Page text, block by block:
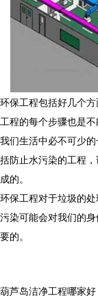
环保工程包括好几个
工程的每个步骤也是
我们生活中必不可少
括防止水污染的工程
成的。
环保工程对于垃圾的
污染可能会对我们的
要的。
葫芦岛洁净工程哪家